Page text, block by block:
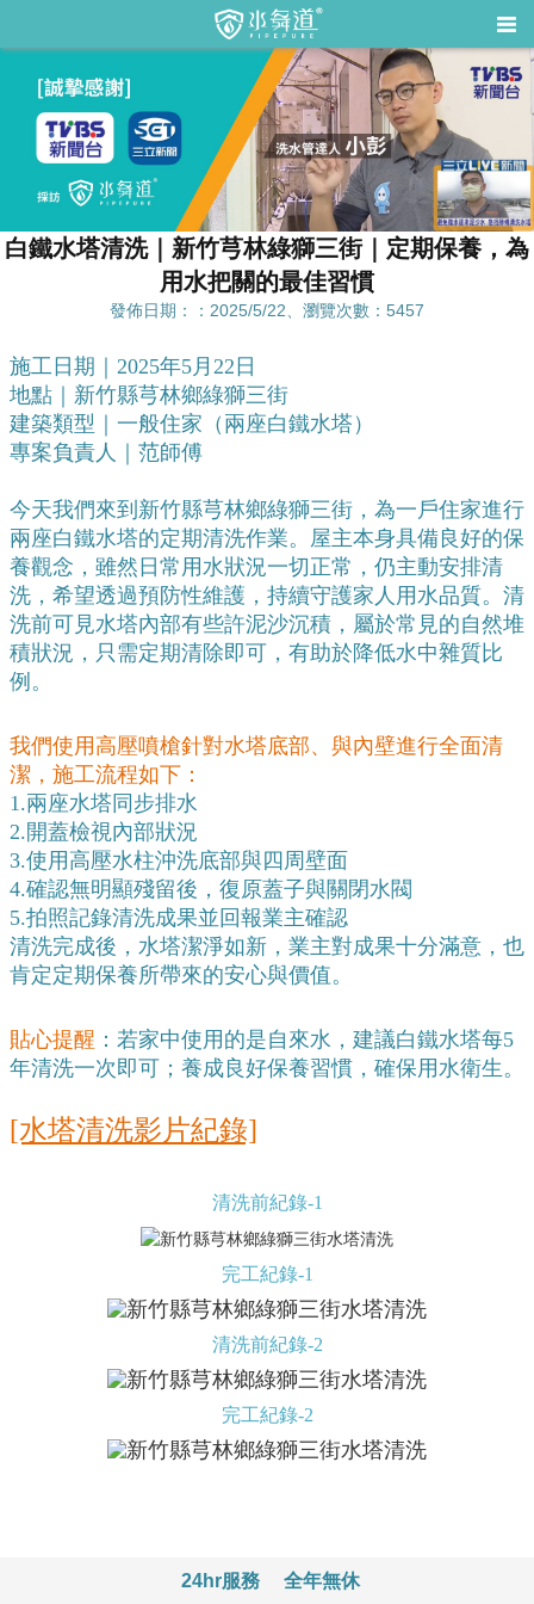
白鐵水塔清洗｜新竹芎林綠獅三街｜定期保養，為
用水把關的最佳習慣
發佈日期：：2025/5/22、瀏覽次數：5457
施工日期｜2025年5月22日
地點｜新竹縣芎林鄉綠獅三街
建築類型｜一般住家（兩座白鐵水塔）
專案負責人｜范師傅
今天我們來到新竹縣芎林鄉綠獅三街，為一戶住家進行
兩座白鐵水塔的定期清洗作業。屋主本身具備良好的保
養觀念，雖然日常用水狀況一切正常，仍主動安排清
洗，希望透過預防性維護，持續守護家人用水品質。 清
洗前可見水塔內部有些許泥沙沉積，屬於常見的自然堆
積狀況，只需定期清除即可，有助於降低水中雜質比
例。
我們使用高壓噴槍針對水塔底部、與內壁進行全面清
潔，施工流程如下：
1.兩座水塔同步排水
2.開蓋檢視內部狀況
3.使用高壓水柱沖洗底部與四周壁面
4.確認無明顯殘留後，復原蓋子與關閉水閥
5.拍照記錄清洗成果並回報業主確認
清洗完成後，水塔潔淨如新，業主對成果十分滿意，也
肯定定期保養所帶來的安心與價值。
貼心提醒 ： 若家中使用的是自來水，建議白鐵水塔每5
年清洗一次即可；養成良好保養習慣，確保用水衛生。
[水塔清洗影片紀錄]
清洗前紀錄-1
完工紀錄-1
清洗前紀錄-2
完工紀錄-2
24hr服務 全年無休